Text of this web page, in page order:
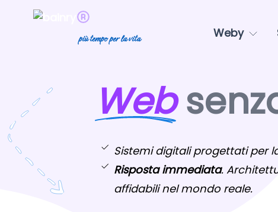
più tempo per la vita Weby
Web
Sistemi digitali progettati per
Risposta immediata.
affidabili nel mondo reale.